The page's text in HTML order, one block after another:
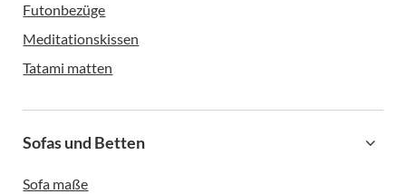
Futonbezüge
Meditationskissen
Tatami matten
Sofas und Betten
Sofa maße